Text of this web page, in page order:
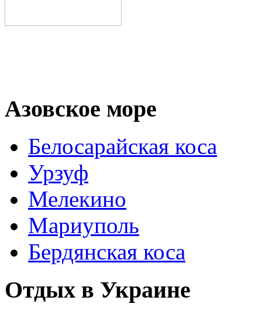
Азовское море
Белосарайская коса
Урзуф
Мелекино
Мариуполь
Бердянская коса
Отдых в Украине